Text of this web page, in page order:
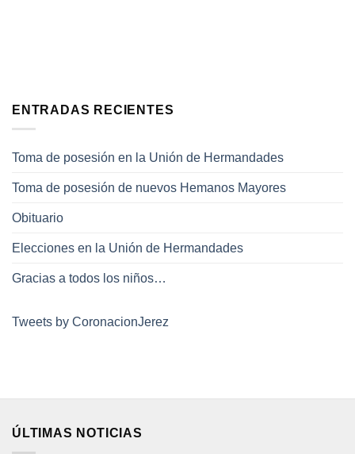
ENTRADAS RECIENTES
Toma de posesión en la Unión de Hermandades
Toma de posesión de nuevos Hemanos Mayores
Obituario
Elecciones en la Unión de Hermandades
Gracias a todos los niños…
Tweets by CoronacionJerez
ÚLTIMAS NOTICIAS